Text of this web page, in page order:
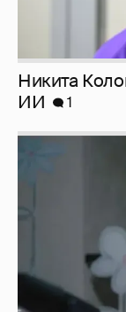
Никита
ИИ
1